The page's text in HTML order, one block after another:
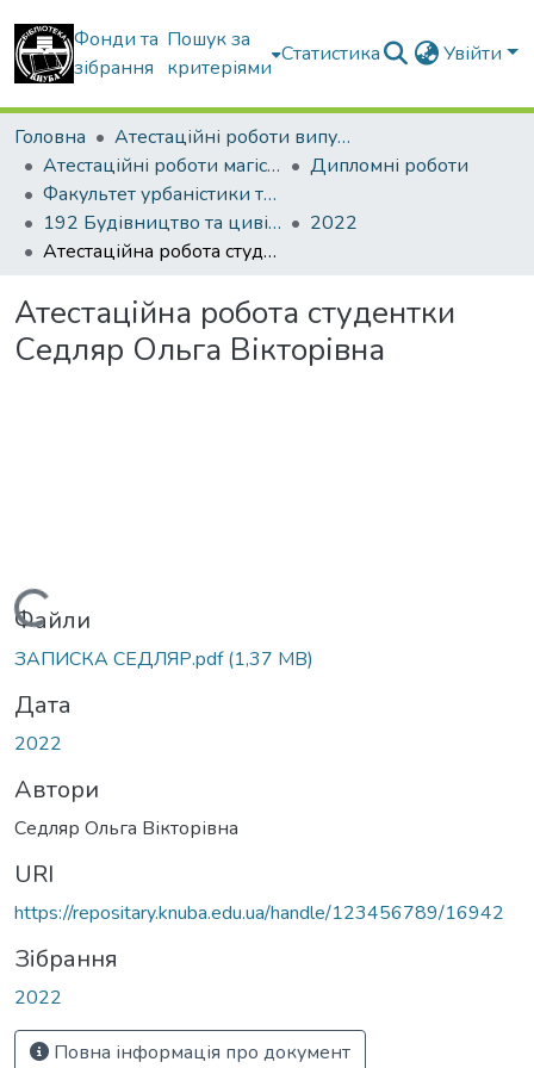
Фонди та
зібрання
Пошук за
критеріями
Статистика Увійти
Головна
Атестаційні роботи випускників
Атестаційні роботи магістрів
Дипломні роботи
Факультет урбаністики та просторового планування
192 Будівництво та цивільна інженерія. Міське будівництво та господарство
2022
Атестаційна робота студентки Седляр Ольга Вікторівна
Атестаційна робота студентки
Седляр Ольга Вікторівна
Вантажиться...
Файли
ЗАПИСКА СЕДЛЯР.pdf(1,37 MB)
Дата
2022
Автори
Седляр Ольга Вікторівна
URI
https://repositary.knuba.edu.ua/handle/123456789/16942
Зібрання
2022
Повна інформація про документ